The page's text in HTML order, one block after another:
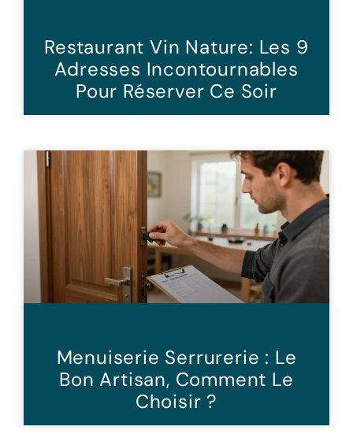
Restaurant Vin Nature: Les 9
Adresses Incontournables
Pour Réserver Ce Soir
Menuiserie Serrurerie : Le
Bon Artisan, Comment Le
Choisir ?